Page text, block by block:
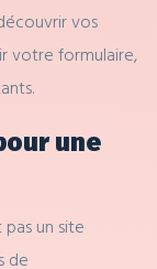
vos
votre formulaire,
une
un site
de